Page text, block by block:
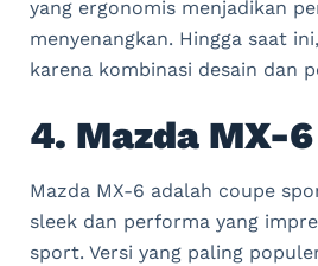
yang ergonomis menjadikan
menyenangkan. Hingga saat
karena kombinasi desain dan
4. Mazda MX-6
Mazda MX-6 adalah coupe
sleek dan performa yang
sport. Versi yang paling